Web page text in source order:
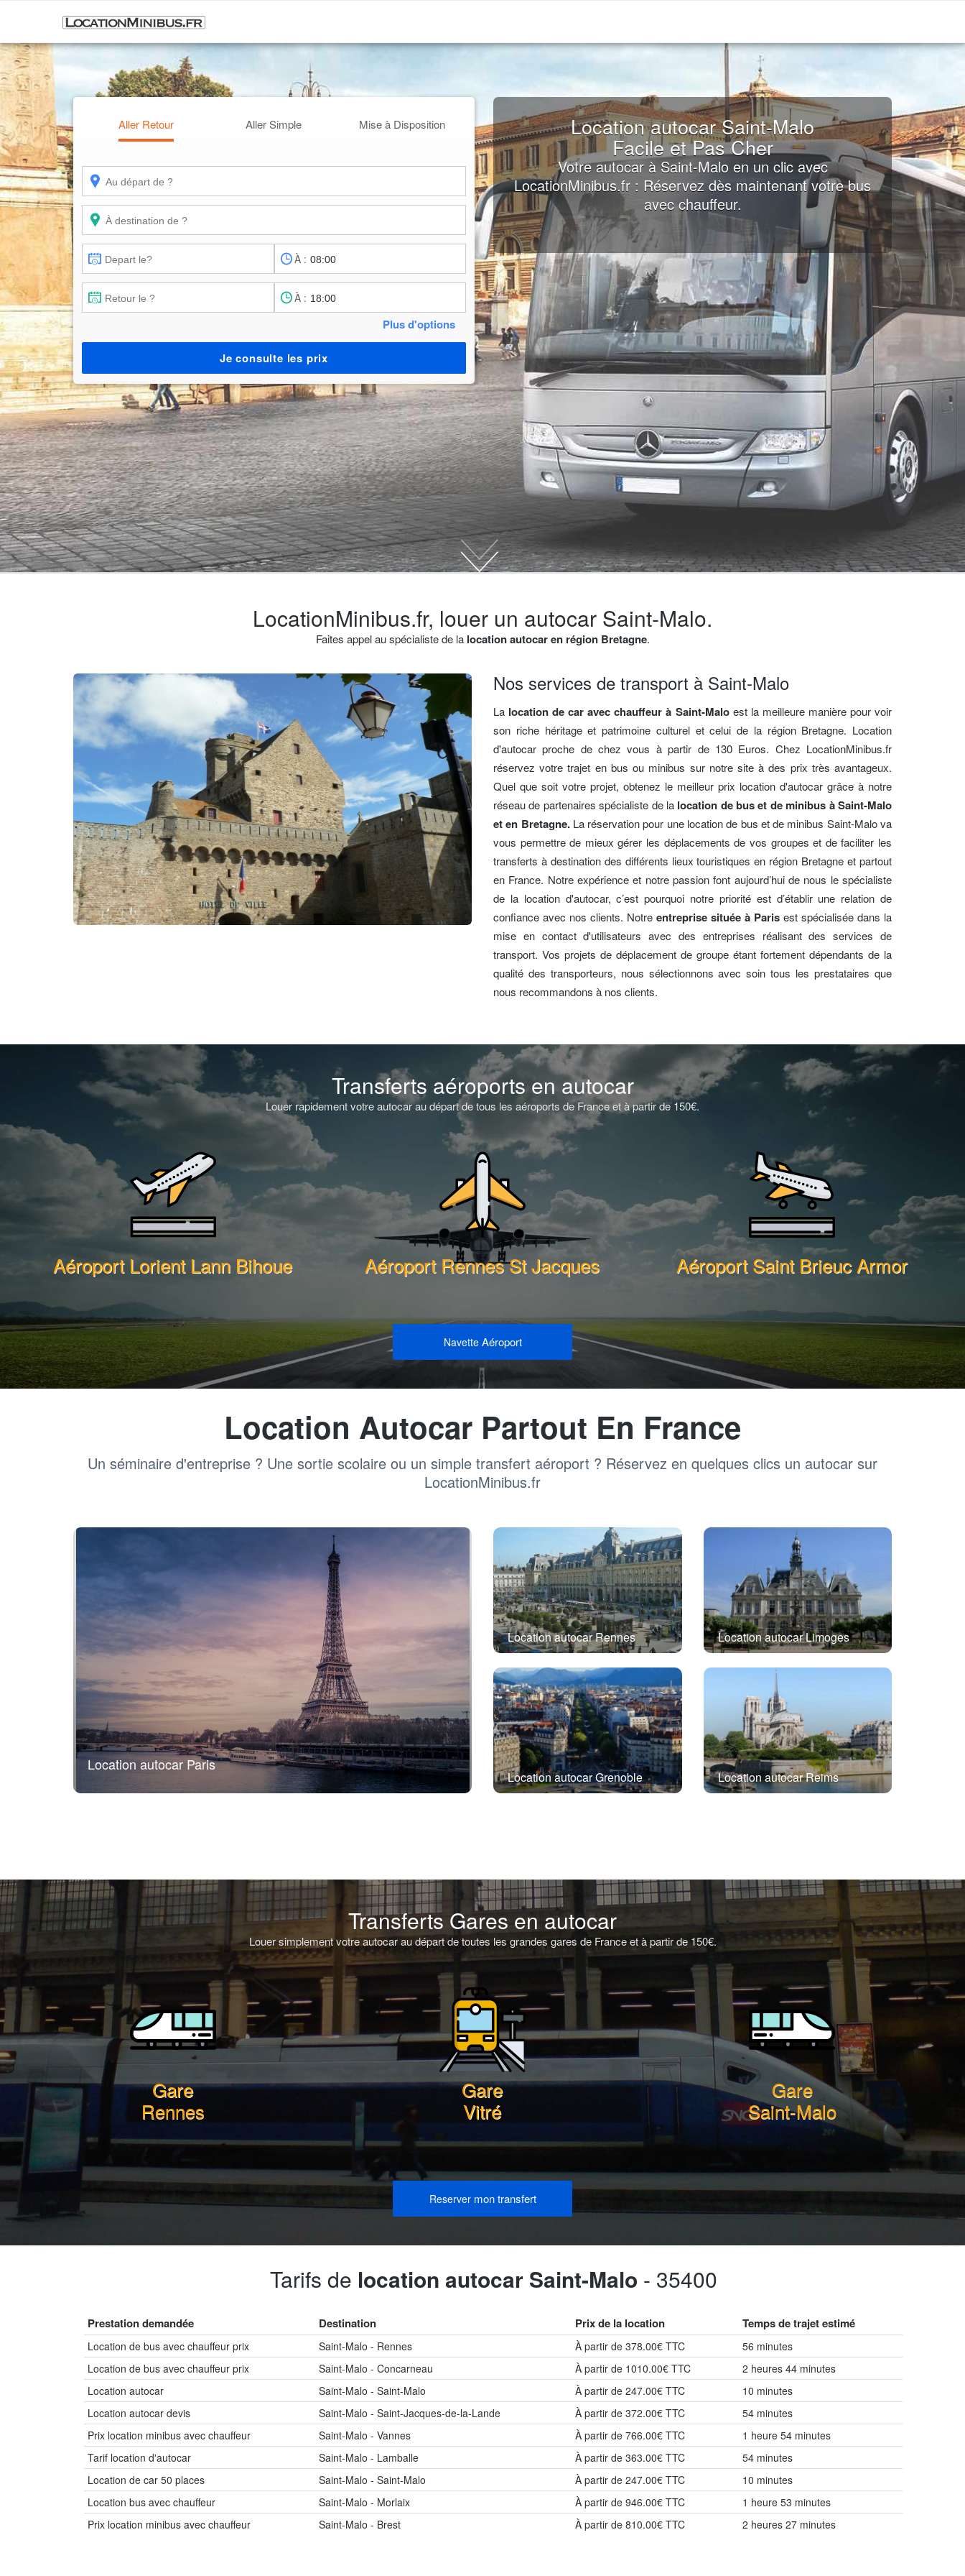
Location autocar Saint-Malo
Facile et Pas Cher
Votre autocar à Saint-Malo en un clic avec
LocationMinibus.fr : Réservez dès maintenant votre bus
avec chauffeur.
Aller Retour Aller Simple Mise à Disposition
À :
À :
Plus d'options
Je consulte les prix
LocationMinibus.fr, louer un autocar Saint-Malo.
Faites appel au spécialiste de la location autocar en région Bretagne.
Nos services de transport à Saint-Malo
La location de car avec chauffeur à Saint-Malo est la meilleure manière pour voir
son riche héritage et patrimoine culturel et celui de la région Bretagne. Location
d'autocar proche de chez vous à partir de 130 Euros. Chez LocationMinibus.fr
réservez votre trajet en bus ou minibus sur notre site à des prix très avantageux.
Quel que soit votre projet, obtenez le meilleur prix location d'autocar grâce à notre
réseau de partenaires spécialiste de la location de bus et de minibus à Saint-Malo
et en Bretagne.La réservation pour une location de bus et de minibus Saint-Malo va
vous permettre de mieux gérer les déplacements de vos groupes et de faciliter les
transferts à destination des différents lieux touristiques en région Bretagne et partout
en France. Notre expérience et notre passion font aujourd’hui de nous le spécialiste
de la location d'autocar, c’est pourquoi notre priorité est d’établir une relation de
confiance avec nos clients. Notre entreprise située à Paris est spécialisée dans la
mise en contact d'utilisateurs avec des entreprises réalisant des services de
transport. Vos projets de déplacement de groupe étant fortement dépendants de la
qualité des transporteurs, nous sélectionnons avec soin tous les prestataires que
nous recommandons à nos clients.
Transferts aéroports en autocar
Louer rapidement votre autocar au départ de tous les aéroports de France et à partir de 150€.
Aéroport Lorient Lann Bihoue Aéroport Rennes St Jacques Aéroport Saint Brieuc Armor
Navette Aéroport
Location Autocar Partout En France
Un séminaire d'entreprise ? Une sortie scolaire ou un simple transfert aéroport ? Réservez en quelques clics un autocar sur
LocationMinibus.fr
Location autocar Paris
Location autocar Rennes Location autocar Limoges
Location autocar Grenoble Location autocar Reims
Transferts Gares en autocar
Louer simplement votre autocar au départ de toutes les grandes gares de France et à partir de 150€.
Gare
Rennes
Gare
Vitré
Gare
Saint-Malo
Reserver mon transfert
Tarifs de location autocar Saint-Malo - 35400
Prestation demandée Destination Prix de la location Temps de trajet estimé
Location de bus avec chauffeur prix Saint-Malo - Rennes À partir de 378.00€ TTC
56 minutes
Location de bus avec chauffeur prix
Saint-Malo - Concarneau À partir de 1010.00€ TTC
2 heures 44 minutes
Location autocar
Saint-Malo - Saint-Malo À partir de 247.00€ TTC
10 minutes
Location autocar devis
Saint-Malo - Saint-Jacques-de-la-Lande À partir de 372.00€ TTC
54 minutes
Prix location minibus avec chauffeur
Saint-Malo - Vannes À partir de 766.00€ TTC
1 heure 54 minutes
Tarif location d'autocar
Saint-Malo - Lamballe À partir de 363.00€ TTC
54 minutes
Location de car 50 places
Saint-Malo - Saint-Malo À partir de 247.00€ TTC
10 minutes
Location bus avec chauffeur
Saint-Malo - Morlaix À partir de 946.00€ TTC
1 heure 53 minutes
Prix location minibus avec chauffeur
Saint-Malo - Brest À partir de 810.00€ TTC 2 heures 27 minutes